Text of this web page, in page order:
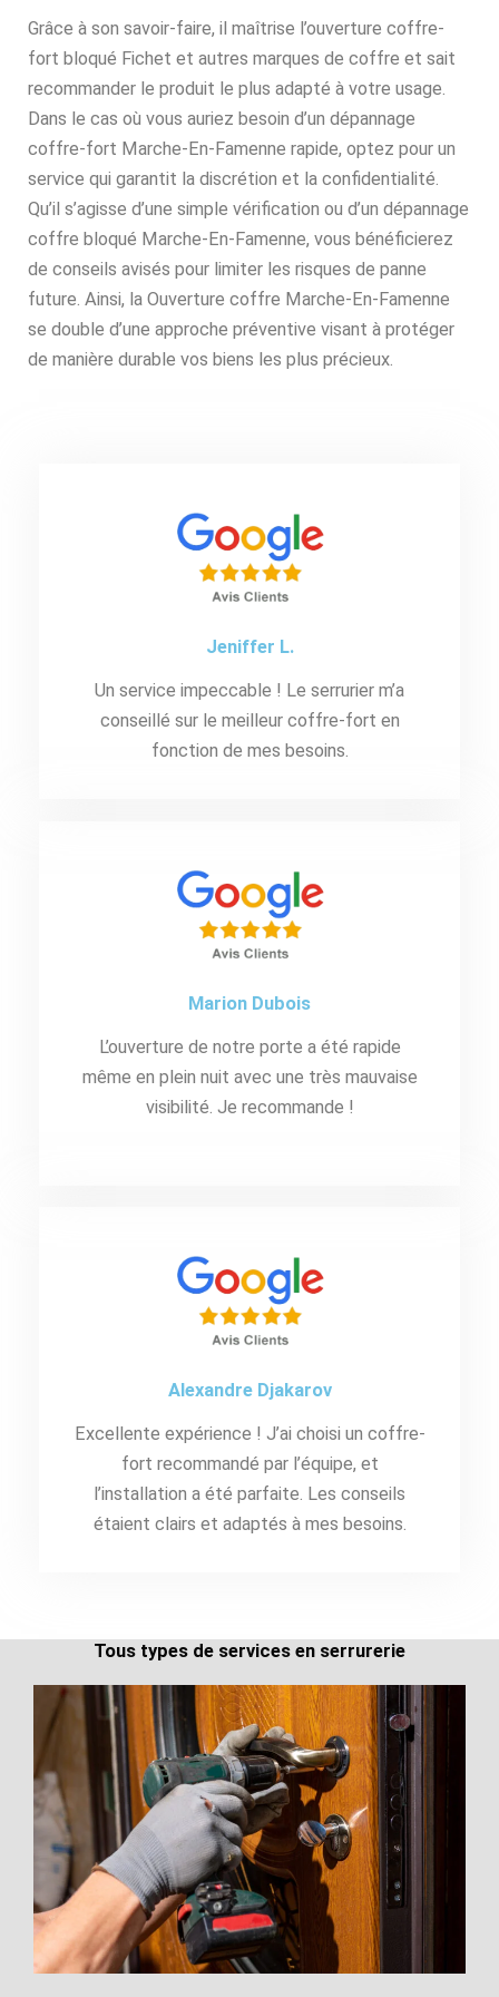
Grâce à son savoir-faire, il maîtrise l’ouverture coffre-
fort bloqué Fichet et autres marques de coffre et sait
recommander le produit le plus adapté à votre usage.
Dans le cas où vous auriez besoin d’un dépannage
coffre-fort Marche-En-Famenne rapide, optez pour un
service qui garantit la discrétion et la confidentialité.
Qu’il s’agisse d’une simple vérification ou d’un dépannage
coffre bloqué Marche-En-Famenne, vous bénéficierez
de conseils avisés pour limiter les risques de panne
future. Ainsi, la Ouverture coffre Marche-En-Famenne
se double d’une approche préventive visant à protéger
de manière durable vos biens les plus précieux.
Jeniffer L.
Un service impeccable ! Le serrurier m’a
conseillé sur le meilleur coffre-fort en
fonction de mes besoins.
Marion Dubois
L’ouverture de notre porte a été rapide
même en plein nuit avec une très mauvaise
visibilité. Je recommande !
Alexandre Djakarov
Excellente expérience ! J’ai choisi un coffre-
fort recommandé par l’équipe, et
l’installation a été parfaite. Les conseils
étaient clairs et adaptés à mes besoins.
Tous types de services en serrurerie